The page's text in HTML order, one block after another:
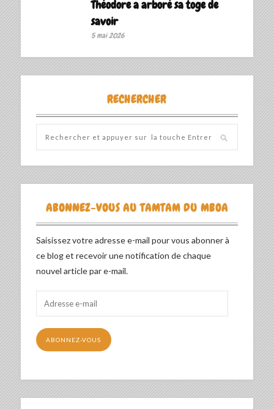
Théodore a arboré sa toge de
savoir ‎
5 mai 2026
RECHERCHER
ABONNEZ-VOUS AU TAMTAM DU MBOA
Saisissez votre adresse e-mail pour vous abonner à
ce blog et recevoir une notification de chaque
nouvel article par e-mail.
mail
ABONNEZ-VOUS